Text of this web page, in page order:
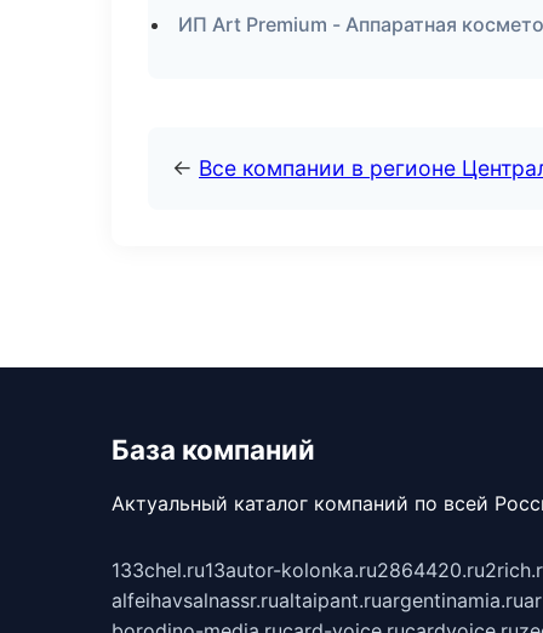
ИП Art Premium - Аппаратная
← Все компании в регионе
База компаний
Актуальный каталог компаний по всей
133chel.ru13autor-kolonka.ru2864420.ru
alfeihavsalnassr.rualtaipant.ruargentinamia.ru